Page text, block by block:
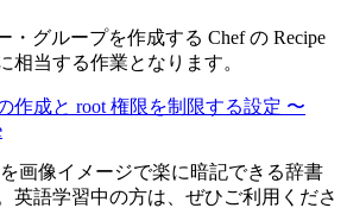
・グループを作成する Chef の Recipe
相当する作業となります。
作成と root 権限を制限する設定 〜
画像イメージで楽に暗記できる辞書
英語学習中の方は、ぜひご利用くださ